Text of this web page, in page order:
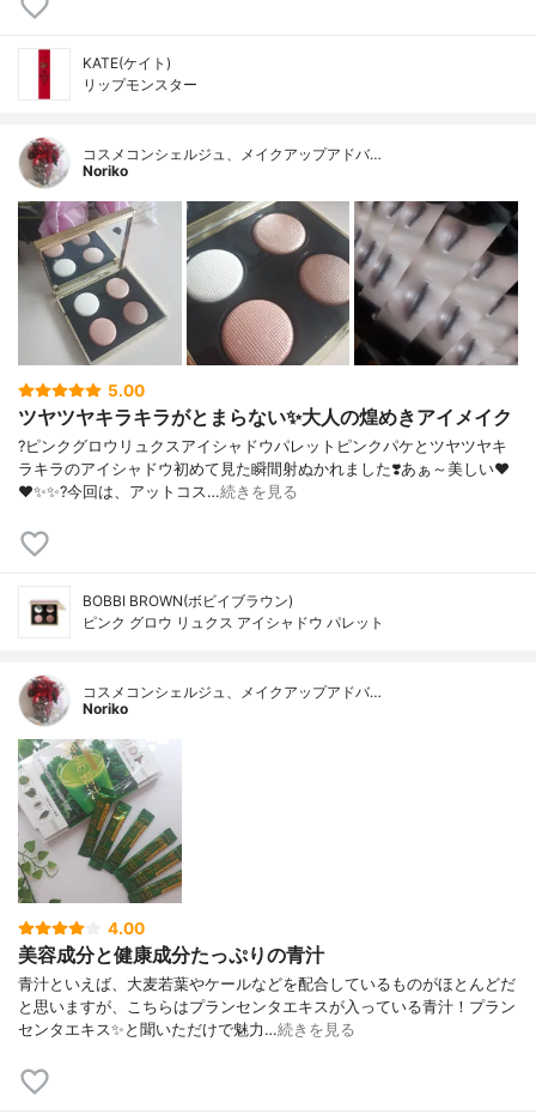
KATE(ケイト)
リップモンスター
コスメコンシェルジュ、メイクアップアドバ…
Noriko
5.00
ツヤツヤキラキラがとまらない✨大人の煌めきアイメイク
?ピンクグロウリュクスアイシャドウパレットピンクパケとツヤツヤキ
ラキラのアイシャドウ初めて見た瞬間射ぬかれました❣️あぁ～美しい❤️
❤️✨✨?今回は、アットコス…続きを見る
BOBBI BROWN(ボビイブラウン)
ピンク グロウ リュクス アイシャドウ パレット
コスメコンシェルジュ、メイクアップアドバ…
Noriko
4.00
美容成分と健康成分たっぷりの青汁
青汁といえば、大麦若葉やケールなどを配合しているものがほとんどだ
と思いますが、こちらはプランセンタエキスが入っている青汁！プラン
センタエキス✨と聞いただけで魅力…続きを見る